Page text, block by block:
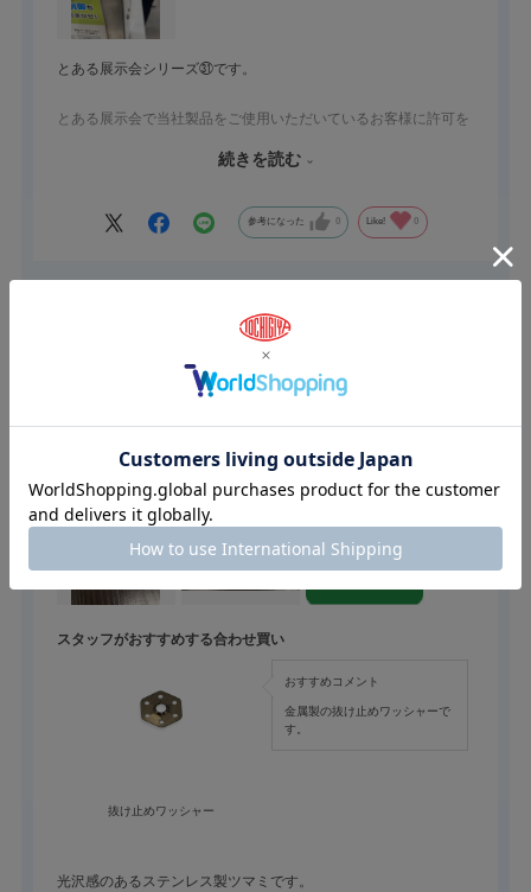
とある展示会シリーズ㉛です。
とある展示会で当社製品をご使用いただいているお客様に許可を
機能・デザイン・価格面から当社製品を選択いただいたとの事。
他社に比べ、品質面や供給面の安定性も採用のきめての一つとの
スタッフお勧めの製品です。
続きを読む
参考になった 0 Like! 0
選べるラインナップ！外観にピッタリの意匠性！
スタッフがおすすめする合わせ買い
抜け止めワッシャー
おすすめコメント
金属製の抜け止めワッシャーで
す。
光沢感のあるステンレス製ツマミです。